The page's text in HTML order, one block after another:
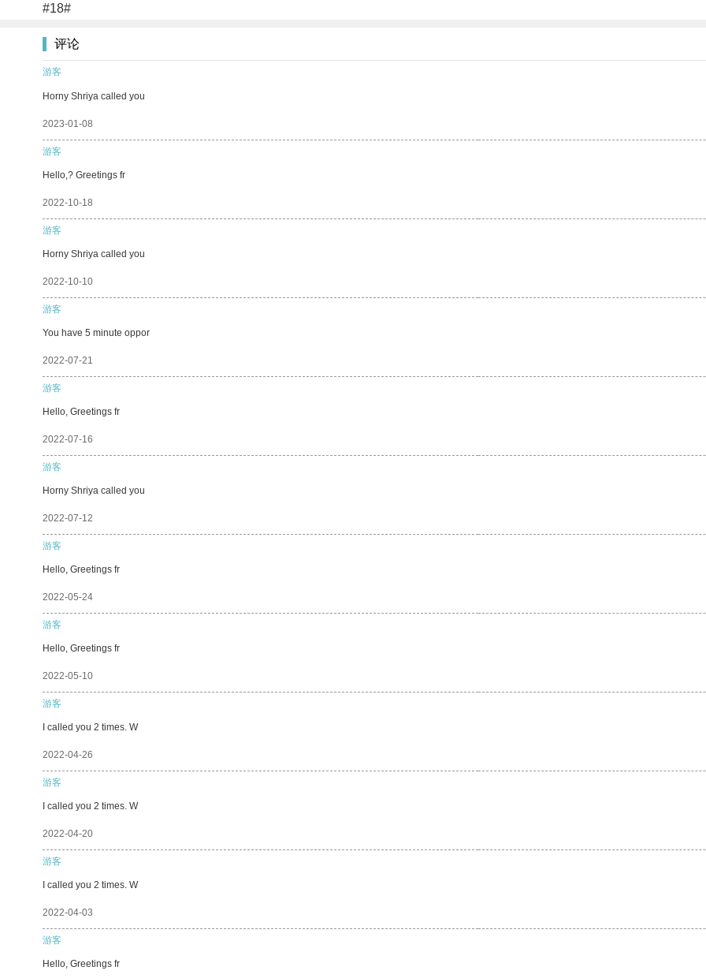
#18#
评论
游客
Horny Shriya called you
2023-01-08
游客
Hello,? Greetings fr
2022-10-18
游客
Horny Shriya called you
2022-10-10
游客
You have 5 minute oppor
2022-07-21
游客
Hello, Greetings fr
2022-07-16
游客
Horny Shriya called you
2022-07-12
游客
Hello, Greetings fr
2022-05-24
游客
Hello, Greetings fr
2022-05-10
游客
I called you 2 times. W
2022-04-26
游客
I called you 2 times. W
2022-04-20
游客
I called you 2 times. W
2022-04-03
游客
Hello, Greetings fr